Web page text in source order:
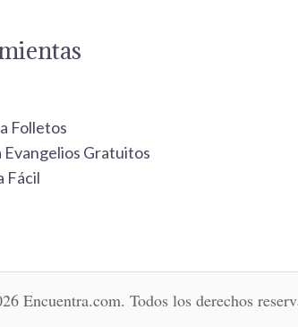
Folletos
Evangelios Gratuitos
Fácil
Encuentra.com. Todos los derechos